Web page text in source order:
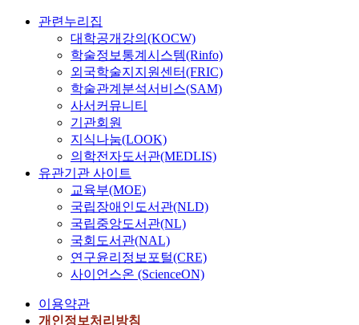
관련누리집
대학공개강의(KOCW)
학술정보통계시스템(Rinfo)
외국학술지지원센터(FRIC)
학술관계분석서비스(SAM)
사서커뮤니티
기관회원
지식나눔(LOOK)
의학전자도서관(MEDLIS)
유관기관 사이트
교육부(MOE)
국립장애인도서관(NLD)
국립중앙도서관(NL)
국회도서관(NAL)
연구윤리정보포털(CRE)
사이언스온 (ScienceON)
이용약관
개인정보처리방침